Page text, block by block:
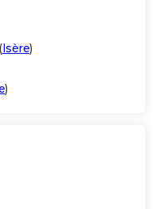
(Isère)
)